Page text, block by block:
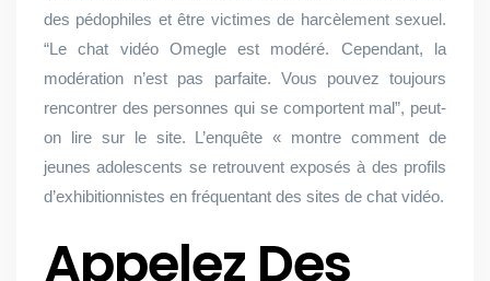
des pédophiles et être victimes de harcèlement sexuel.
“Le chat vidéo Omegle est modéré. Cependant, la
modération n’est pas parfaite. Vous pouvez toujours
rencontrer des personnes qui se comportent mal”, peut-
on lire sur le site. L’enquête « montre comment de
jeunes adolescents se retrouvent exposés à des profils
d’exhibitionnistes en fréquentant des sites de chat vidéo.
Appelez Des